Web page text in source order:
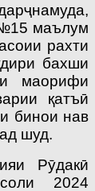
маълум
рахти
бахши
маорифи
қатъӣ
бинои нав
шуд.
Рӯдакӣ
2024